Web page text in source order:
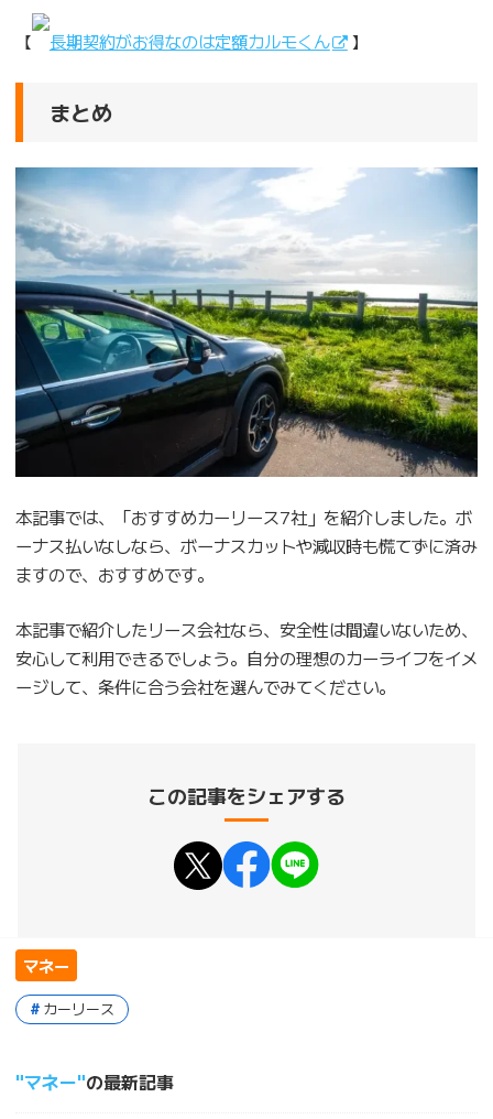
【 長期契約がお得なのは定額カルモくん 】
まとめ
本記事では、「おすすめカーリース7社」を紹介しました。ボ
ーナス払いなしなら、ボーナスカットや減収時も慌てずに済み
ますので、おすすめです。
本記事で紹介したリース会社なら、安全性は間違いないため、
安心して利用できるでしょう。自分の理想のカーライフをイメ
ージして、条件に合う会社を選んでみてください。
この記事をシェアする
マネー
カーリース
マネー の最新記事